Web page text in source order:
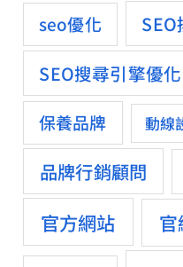
seo優化
SEO搜尋引擎優化
保養品牌 動線
品牌行銷顧問
官方網站 官